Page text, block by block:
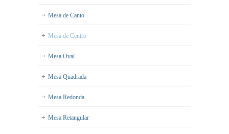
Mesa de Canto
Mesa de Centro
Mesa Oval
Mesa Quadrada
Mesa Redonda
Mesa Retangular